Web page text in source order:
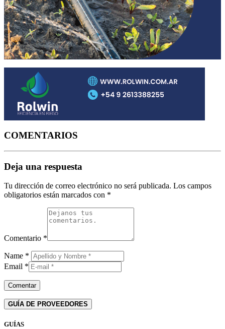
COMENTARIOS
Deja una respuesta
Tu dirección de correo electrónico no será publicada. Los campos
obligatorios están marcados con *
Comentario *
Name *
Email *
GUÍA DE PROVEEDORES
GUÍAS